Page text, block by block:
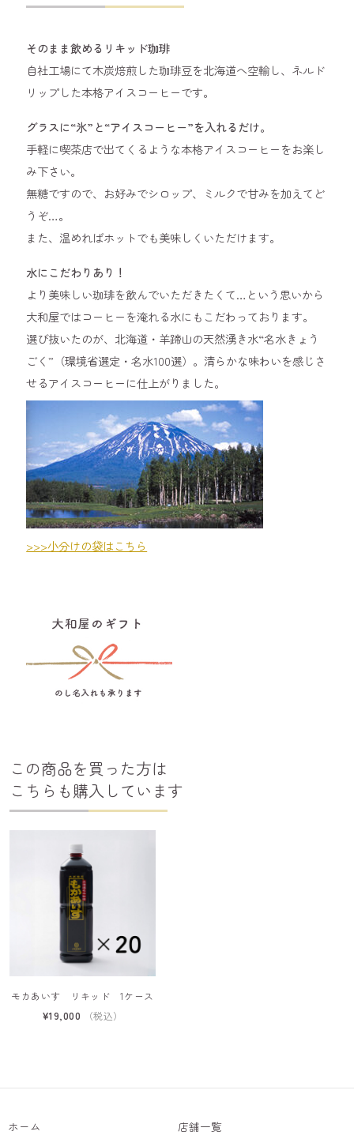
そのまま飲めるリキッド珈琲
自社工場にて木炭焙煎した珈琲豆を北海道へ空輸し、ネルド
リップした本格アイスコーヒーです。
グラスに“氷”と“アイスコーヒー”を入れるだけ。
手軽に喫茶店で出てくるような本格アイスコーヒーをお楽し
み下さい。
無糖ですので、お好みでシロップ、ミルクで甘みを加えてど
うぞ…。
また、温めればホットでも美味しくいただけます。
水にこだわりあり！
より美味しい珈琲を飲んでいただきたくて…という思いから
大和屋ではコーヒーを淹れる水にもこだわっております。
選び抜いたのが、北海道・羊蹄山の天然湧き水“名水きょう
ごく”（環境省選定・名水100選）。清らかな味わいを感じさ
せるアイスコーヒーに仕上がりました。
>>>小分けの袋はこちら
この商品を買った方は
こちらも購入しています
モカあいす リキッド 1ケース
¥19,000
（税込）
ホーム
店舗一覧